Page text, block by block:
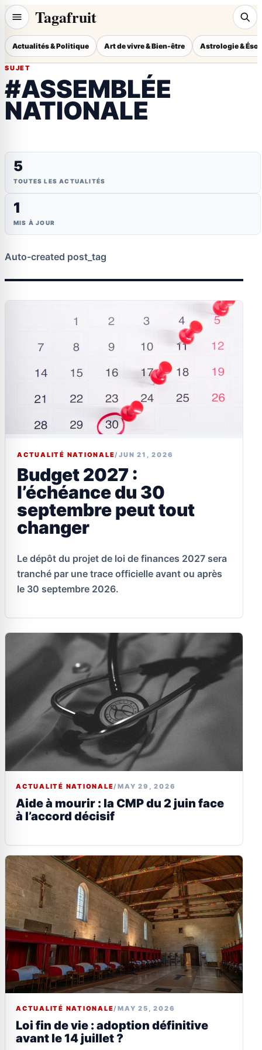
Tagafruit
Actualités & Politique Art de vivre & Bien-être Astrologie &
SUJET
#ASSEMBLÉE
NATIONALE
5
TOUTES LES ACTUALITÉS
1
MIS À JOUR
Auto-created post_tag
ACTUALITÉ NATIONALE/JUN 21, 2026
Budget 2027 :
l’échéance du 30
septembre peut tout
changer
Le dépôt du projet de loi de finances 2027 sera
tranché par une trace officielle avant ou après
le 30 septembre 2026.
ACTUALITÉ NATIONALE/MAY 29, 2026
Aide à mourir : la CMP du 2 juin face
à l’accord décisif
ACTUALITÉ NATIONALE/MAY 25, 2026
Loi fin de vie : adoption définitive
avant le 14 juillet ?